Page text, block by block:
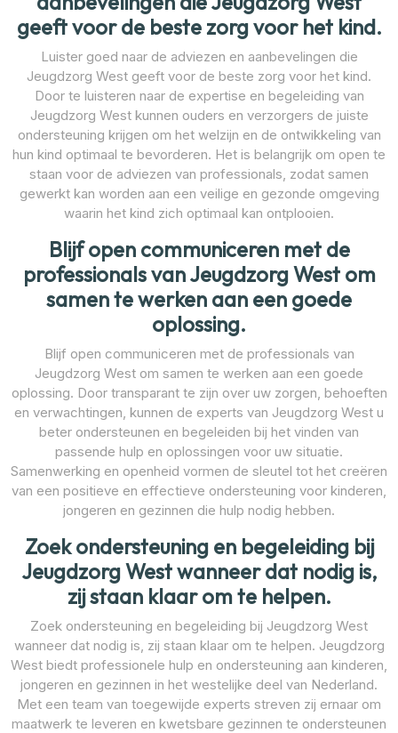
geeft voor de beste zorg voor het kind.
Luister goed naar de adviezen en aanbevelingen die
Jeugdzorg West geeft voor de beste zorg voor het kind.
Door te luisteren naar de expertise en begeleiding van
Jeugdzorg West kunnen ouders en verzorgers de juiste
ondersteuning krijgen om het welzijn en de ontwikkeling van
hun kind optimaal te bevorderen. Het is belangrijk om open te
staan voor de adviezen van professionals, zodat samen
gewerkt kan worden aan een veilige en gezonde omgeving
waarin het kind zich optimaal kan ontplooien.
Blijf open communiceren met de
professionals van Jeugdzorg West om
samen te werken aan een goede
oplossing.
Blijf open communiceren met de professionals van
Jeugdzorg West om samen te werken aan een goede
oplossing. Door transparant te zijn over uw zorgen, behoeften
en verwachtingen, kunnen de experts van Jeugdzorg West u
beter ondersteunen en begeleiden bij het vinden van
passende hulp en oplossingen voor uw situatie.
Samenwerking en openheid vormen de sleutel tot het creëren
van een positieve en effectieve ondersteuning voor kinderen,
jongeren en gezinnen die hulp nodig hebben.
Zoek ondersteuning en begeleiding bij
Jeugdzorg West wanneer dat nodig is,
zij staan klaar om te helpen.
Zoek ondersteuning en begeleiding bij Jeugdzorg West
wanneer dat nodig is, zij staan klaar om te helpen. Jeugdzorg
West biedt professionele hulp en ondersteuning aan kinderen,
jongeren en gezinnen in het westelijke deel van Nederland.
Met een team van toegewijde experts streven zij ernaar om
maatwerk te leveren en kwetsbare gezinnen te ondersteunen